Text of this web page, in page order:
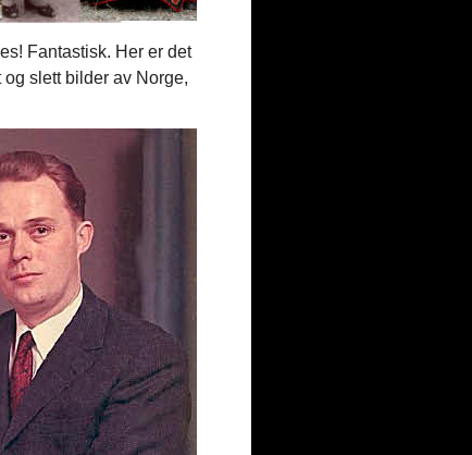
Fantastisk. Her er det
slett bilder av Norge,